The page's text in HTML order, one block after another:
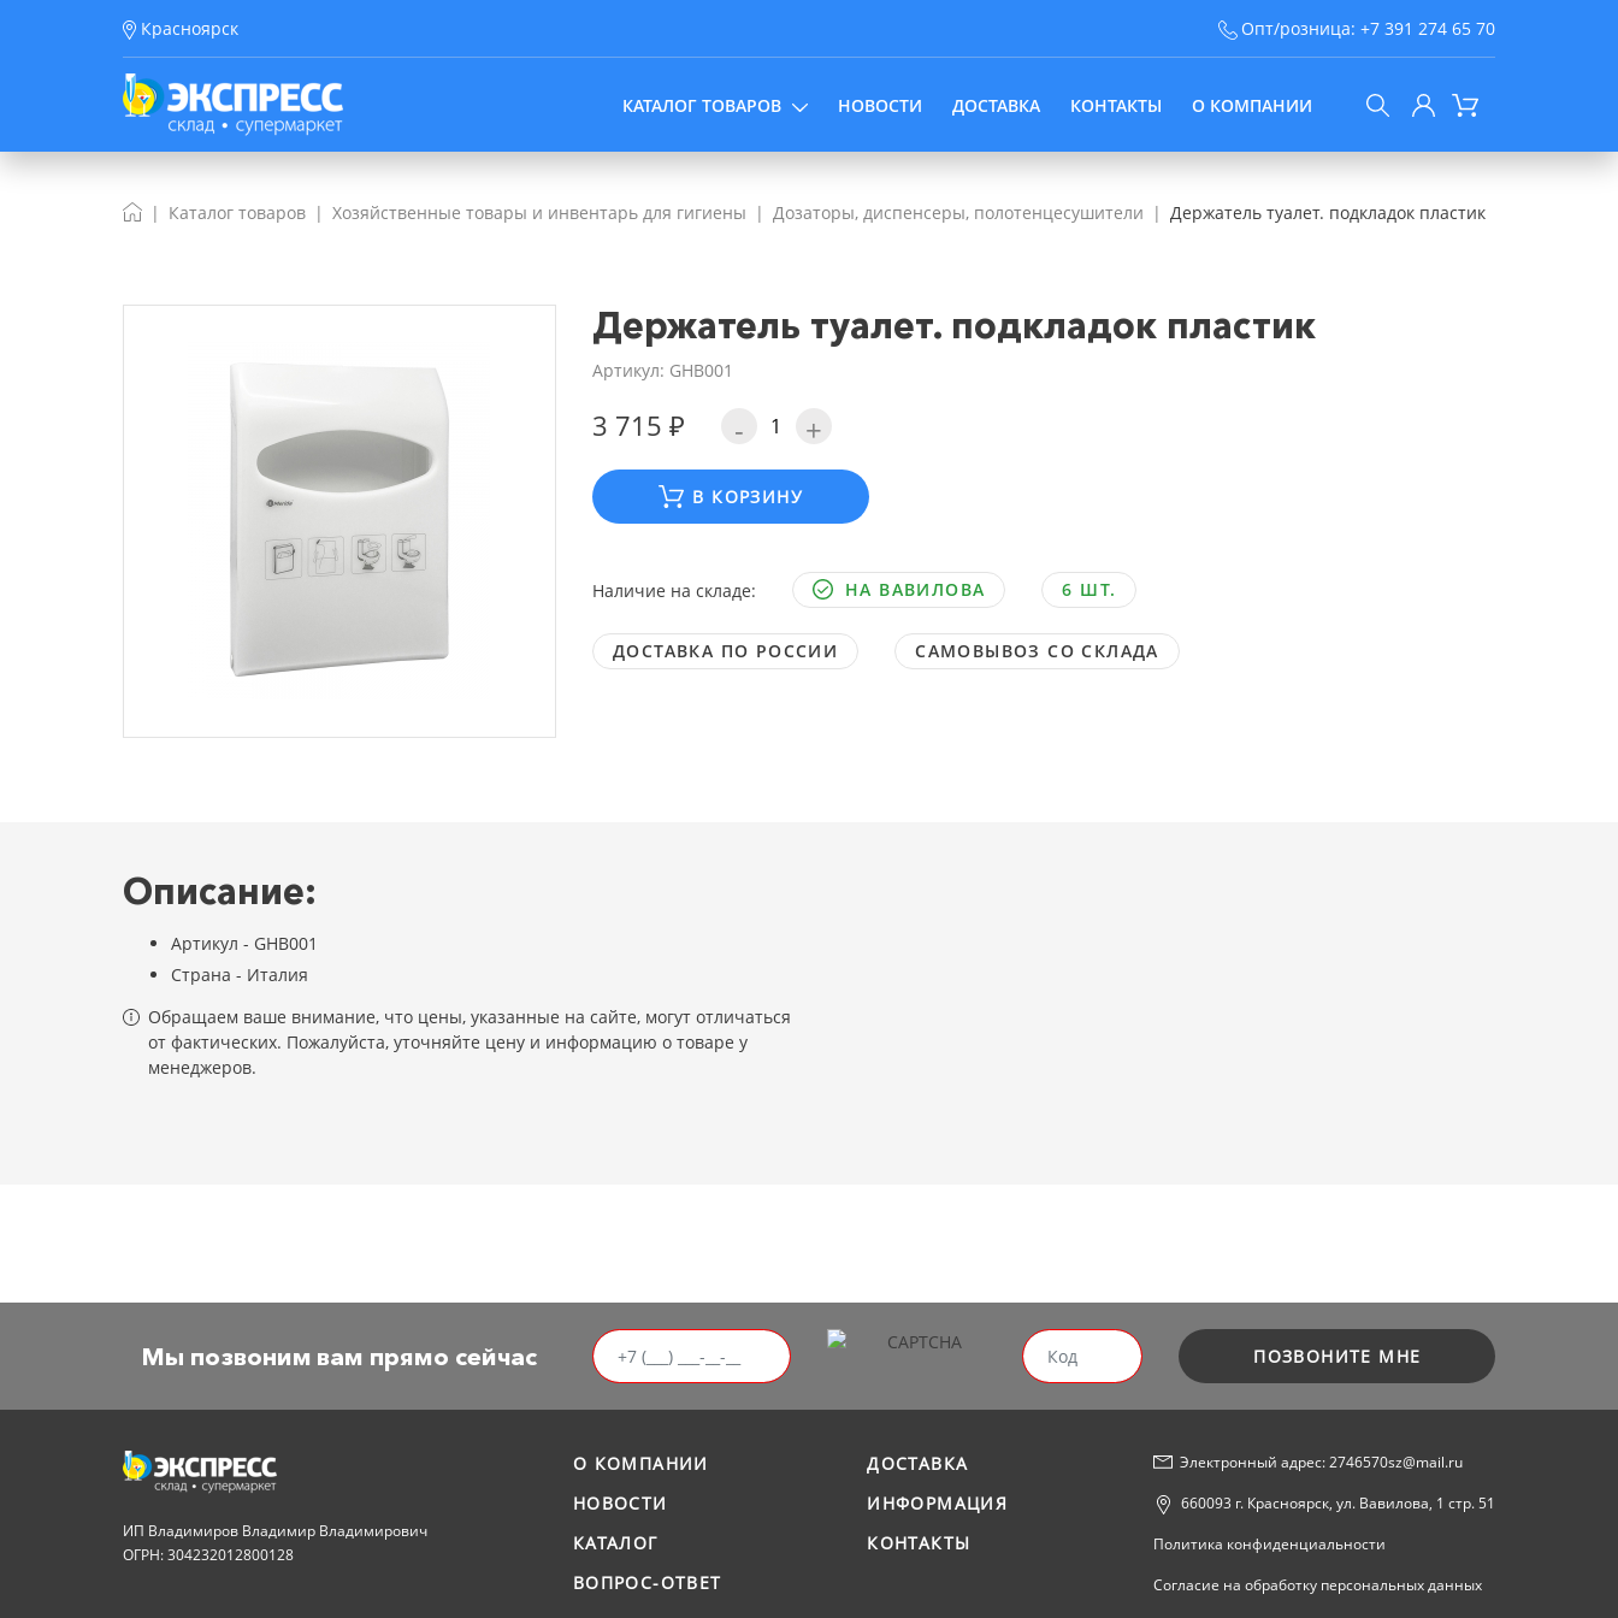
Красноярск Опт/розница: +7 391 274 65 70
КАТАЛОГ ТОВАРОВ НОВОСТИ ДОСТАВКА КОНТАКТЫ О КОМПАНИИ
Каталог товаров Хозяйственные товары и инвентарь для гигиены Дозаторы, диспенсеры, полотенцесушители Держатель туалет. подкладок пластик
Держатель туалет. подкладок пластик
Артикул: GHB001
3 715 ₽ - +
В КОРЗИНУ
Наличие на складе: НА ВАВИЛОВА 6 ШТ.
ДОСТАВКА ПО РОССИИ САМОВЫВОЗ СО СКЛАДА
Описание:
Артикул - GHB001
Страна - Италия
Обращаем ваше внимание, что цены, указанные на сайте, могут отличаться
от фактических. Пожалуйста, уточняйте цену и информацию о товаре у
менеджеров.
Мы позвоним вам прямо сейчас ПОЗВОНИТЕ МНЕ
ИП Владимиров Владимир Владимирович
ОГРН: 304232012800128
О КОМПАНИИ
НОВОСТИ
КАТАЛОГ
ВОПРОС-ОТВЕТ
ДОСТАВКА
ИНФОРМАЦИЯ
КОНТАКТЫ
Электронный адрес: 2746570sz@mail.ru
660093 г. Красноярск, ул. Вавилова, 1 стр. 51
Политика конфиденциальности
Согласие на обработку персональных данных